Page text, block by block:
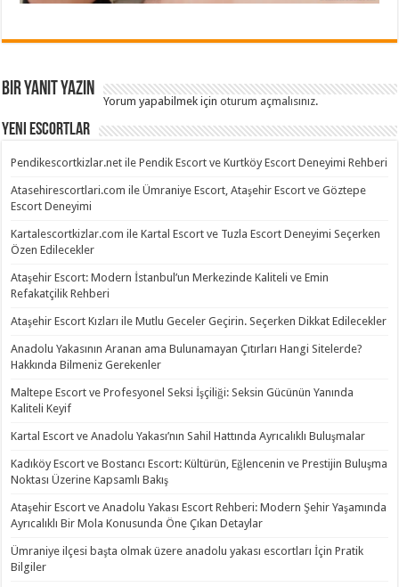
Bir yanıt yazın
Yorum yapabilmek içinoturum açmalısınız.
Yeni Escortlar
Pendikescortkizlar.net ile Pendik Escort ve Kurtköy Escort Deneyimi Rehberi
Atasehirescortlari.com ile Ümraniye Escort, Ataşehir Escort ve Göztepe
Escort Deneyimi
Kartalescortkizlar.com ile Kartal Escort ve Tuzla Escort Deneyimi Seçerken
Özen Edilecekler
Ataşehir Escort: Modern İstanbul’un Merkezinde Kaliteli ve Emin
Refakatçilik Rehberi
Ataşehir Escort Kızları ile Mutlu Geceler Geçirin. Seçerken Dikkat Edilecekler
Anadolu Yakasının Aranan ama Bulunamayan Çıtırları Hangi Sitelerde?
Hakkında Bilmeniz Gerekenler
Maltepe Escort ve Profesyonel Seksi İşçiliği: Seksin Gücünün Yanında
Kaliteli Keyif
Kartal Escort ve Anadolu Yakası’nın Sahil Hattında Ayrıcalıklı Buluşmalar
Kadıköy Escort ve Bostancı Escort: Kültürün, Eğlencenin ve Prestijin Buluşma
Noktası Üzerine Kapsamlı Bakış
Ataşehir Escort ve Anadolu Yakası Escort Rehberi: Modern Şehir Yaşamında
Ayrıcalıklı Bir Mola Konusunda Öne Çıkan Detaylar
Ümraniye ilçesi başta olmak üzere anadolu yakası escortları İçin Pratik
Bilgiler